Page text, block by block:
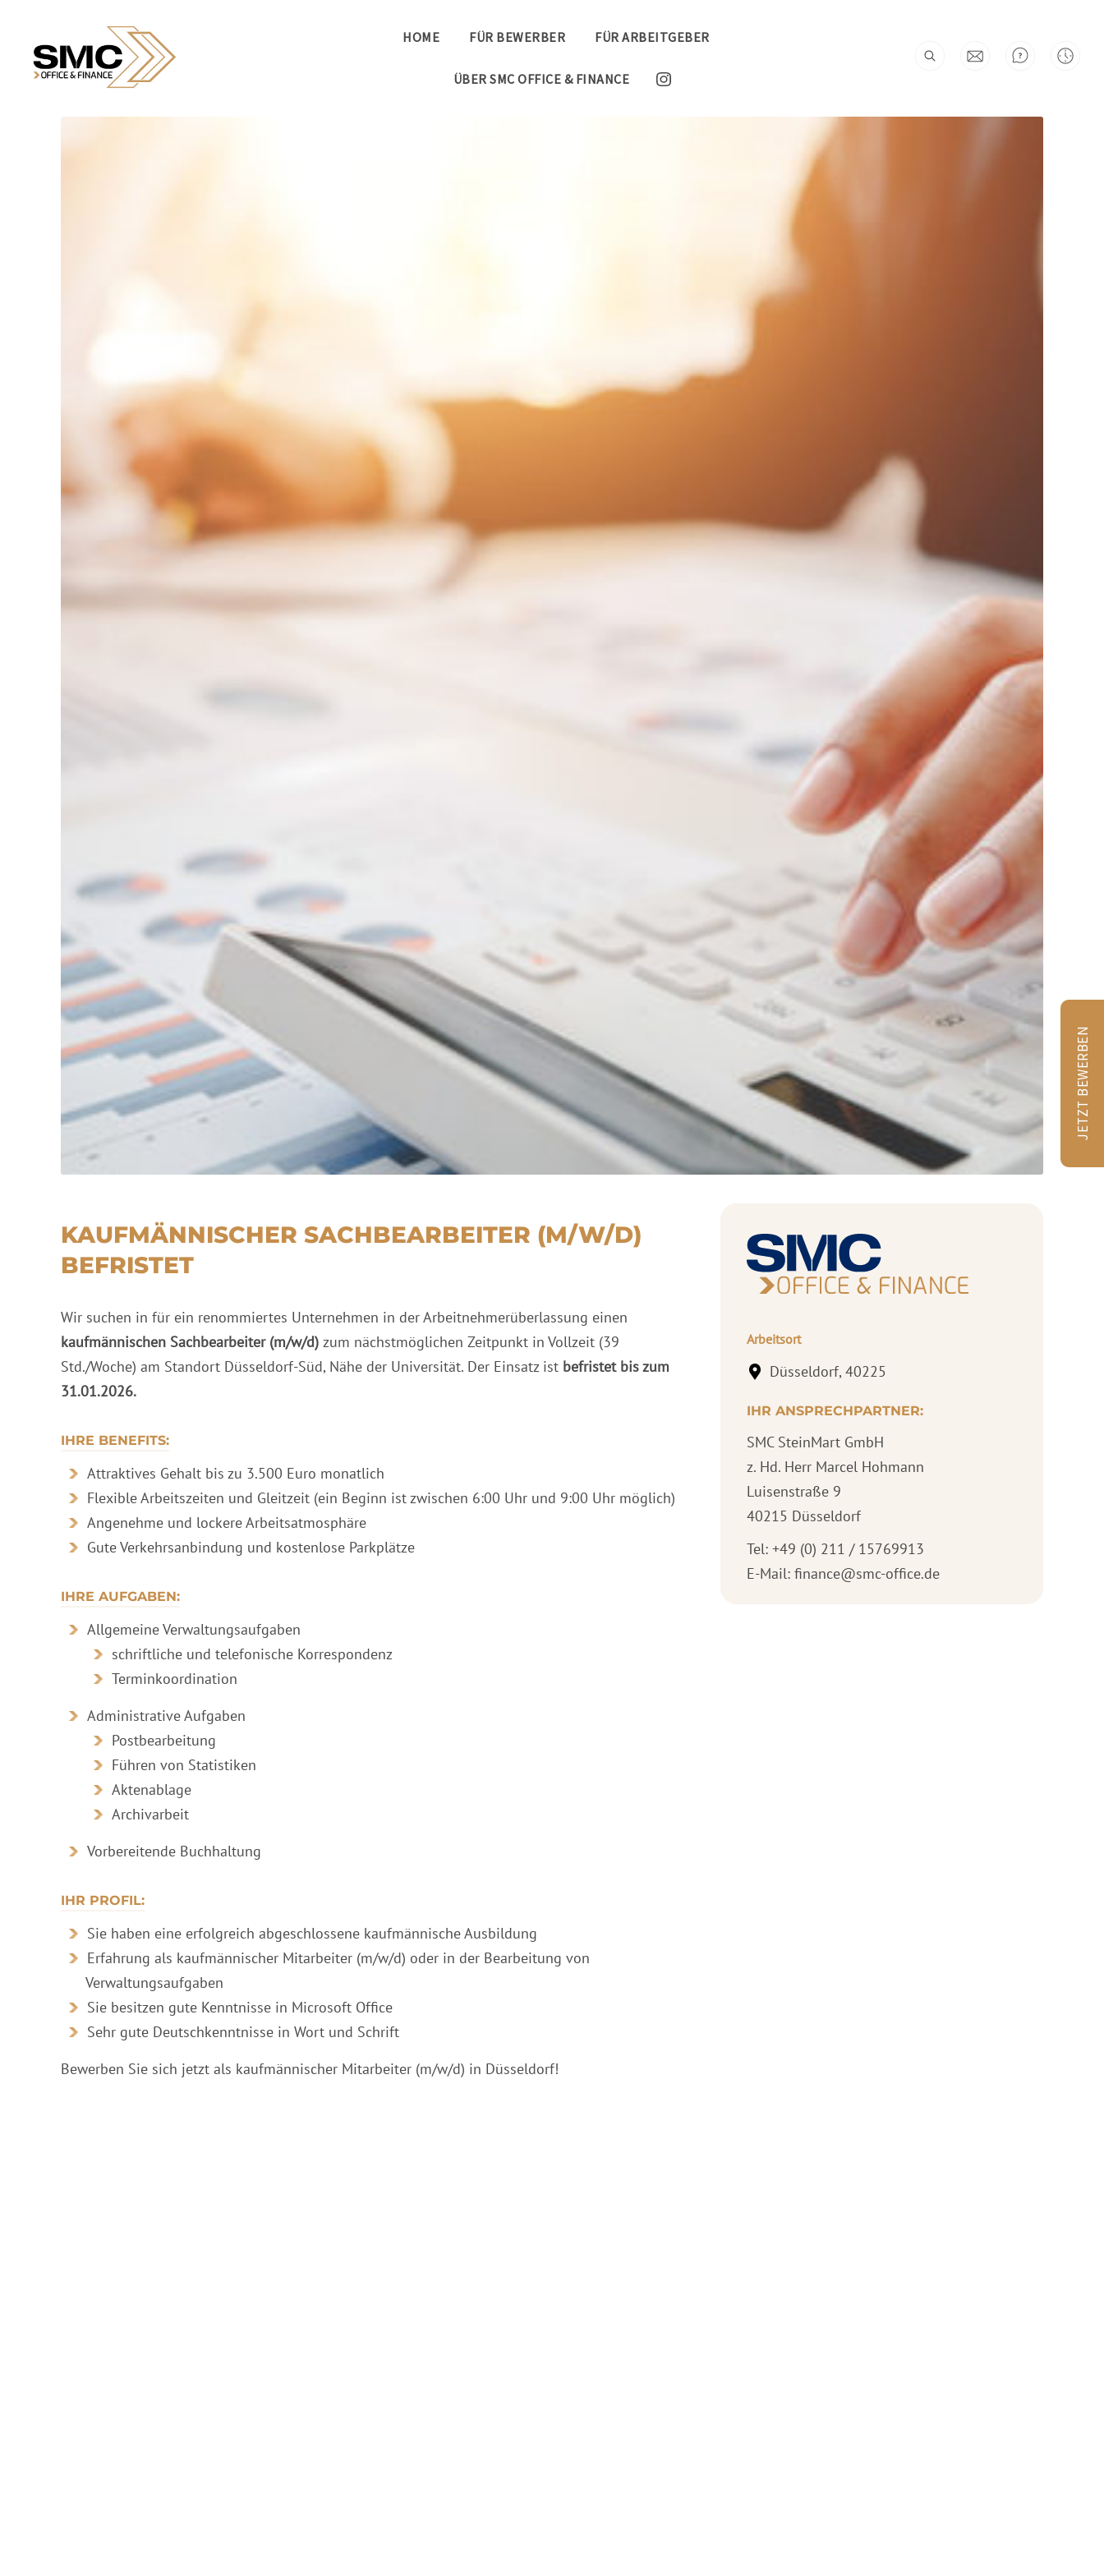
HOME FÜR BEWERBER FÜR ARBEITGEBER
ÜBER SMC OFFICE & FINANCE
KAUFMÄNNISCHER SACHBEARBEITER (M/W/D)
BEFRISTET
Wir suchen in für ein renommiertes Unternehmen in der Arbeitnehmerüberlassung einen
kaufmännischen Sachbearbeiter (m/w/d) zum nächstmöglichen Zeitpunkt in Vollzeit (39
Std./Woche) am Standort Düsseldorf-Süd, Nähe der Universität. Der Einsatz ist befristet bis zum
31.01.2026.
IHRE BENEFITS:
Attraktives Gehalt bis zu 3.500 Euro monatlich
Flexible Arbeitszeiten und Gleitzeit (ein Beginn ist zwischen 6:00 Uhr und 9:00 Uhr möglich)
Angenehme und lockere Arbeitsatmosphäre
Gute Verkehrsanbindung und kostenlose Parkplätze
IHRE AUFGABEN:
Allgemeine Verwaltungsaufgaben
schriftliche und telefonische Korrespondenz
Terminkoordination
Administrative Aufgaben
Postbearbeitung
Führen von Statistiken
Aktenablage
Archivarbeit
Vorbereitende Buchhaltung
IHR PROFIL:
Sie haben eine erfolgreich abgeschlossene kaufmännische Ausbildung
Erfahrung als kaufmännischer Mitarbeiter (m/w/d) oder in der Bearbeitung von
Verwaltungsaufgaben
Sie besitzen gute Kenntnisse in Microsoft Office
Sehr gute Deutschkenntnisse in Wort und Schrift
Bewerben Sie sich jetzt als kaufmännischer Mitarbeiter (m/w/d) in Düsseldorf!
Arbeitsort
Düsseldorf, 40225
IHR ANSPRECHPARTNER:
SMC SteinMart GmbH
z. Hd. Herr Marcel Hohmann
Luisenstraße 9
40215 Düsseldorf
Tel: +49 (0) 211 / 15769913
E-Mail: finance@smc-office.de
JETZT BEWERBEN